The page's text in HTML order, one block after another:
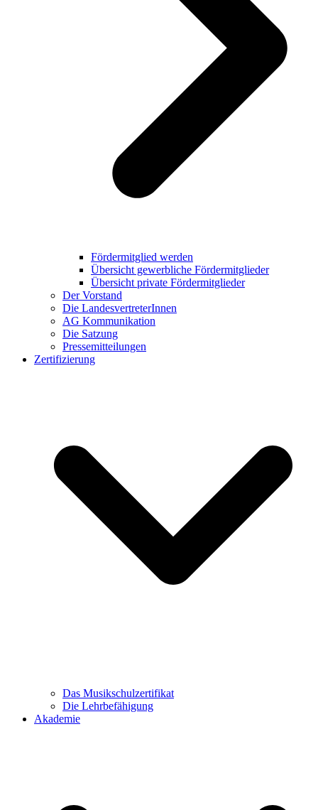
Fördermitglied werden
Übersicht gewerbliche Fördermitglieder
Übersicht private Fördermitglieder
Der Vorstand
Die LandesvertreterInnen
AG Kommunikation
Die Satzung
Pressemitteilungen
Zertifizierung
Das Musikschulzertifikat
Die Lehrbefähigung
Akademie